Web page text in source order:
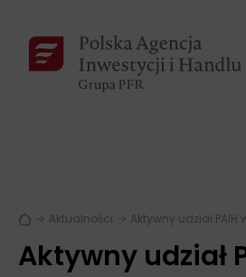
Aktualności Aktywny udział
Aktywny udział